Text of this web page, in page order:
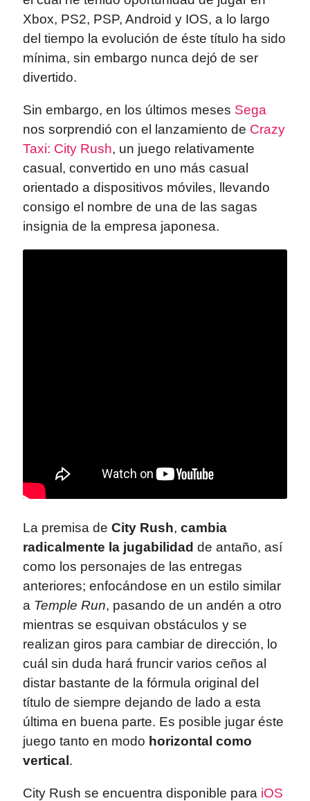
Xbox, PS2, PSP, Android y IOS, a lo largo
del tiempo la evolución de éste título ha sido
mínima, sin embargo nunca dejó de ser
divertido.
Sin embargo, en los últimos meses Sega
nos sorprendió con el lanzamiento de Crazy
Taxi: City Rush, un juego relativamente
casual, convertido en uno más casual
orientado a dispositivos móviles, llevando
consigo el nombre de una de las sagas
insignia de la empresa japonesa.
La premisa de City Rush, cambia
radicalmente la jugabilidad de antaño, así
como los personajes de las entregas
anteriores; enfocándose en un estilo similar
a Temple Run, pasando de un andén a otro
mientras se esquivan obstáculos y se
realizan giros para cambiar de dirección, lo
cuál sin duda hará fruncir varios ceños al
distar bastante de la fórmula original del
título de siempre dejando de lado a esta
última en buena parte. Es posible jugar éste
juego tanto en modo horizontal como
vertical.
City Rush se encuentra disponible para iOS